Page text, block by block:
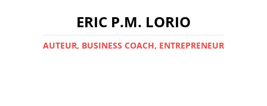
ERIC P.M. LORIO
AUTEUR, BUSINESS COACH, ENTREPRENEUR